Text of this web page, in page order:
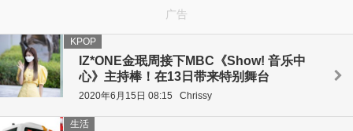
广告
IZ*ONE金珉周接下MBC《Show! 音乐中
心》主持棒！在13日带来特别舞台
KPOP
2020年6月15日 08:15 Chrissy
生活